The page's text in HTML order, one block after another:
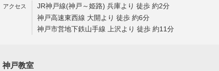
JR神戸線(神戸～姫路) 兵庫より 徒歩 約2分
神戸高速東西線 大開より 徒歩 約6分
神戸市営地下鉄山手線 上沢より 徒歩 約11分
神戸教室